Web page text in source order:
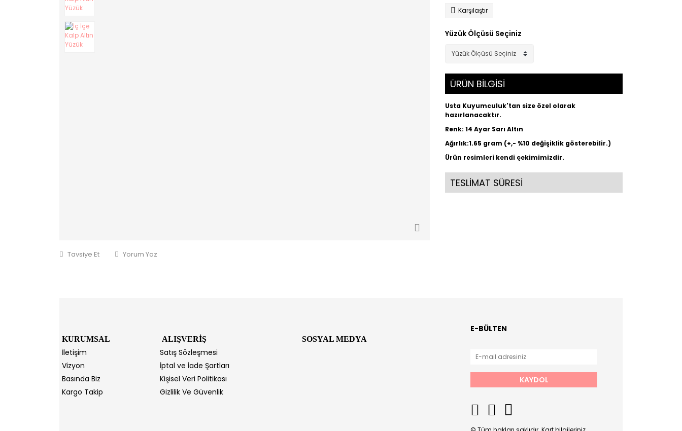
Tavsiye Et Yorum Yaz
Karşılaştır
Yüzük Ölçüsü Seçiniz
ÜRÜN BİLGİSİ
Usta Kuyumculuk'tan size özel olarak
hazırlanacaktır.
Renk: 14 Ayar Sarı Altın
Ağırlık:1.65 gram (+,- %10 değişiklik gösterebilir.)
Ürün resimleri kendi çekimimizdir.
TESLİMAT SÜRESİ
KURUMSAL ALIŞVERİŞ SOSYAL MEDYA
İletişim
Satış Sözleşmesi
Vizyon
İptal ve İade Şartları
Basında Biz
Kişisel Veri Politikası
Kargo Takip
Gizlilik Ve Güvenlik
E-BÜLTEN
KAYDOL